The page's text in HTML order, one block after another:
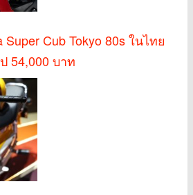
Super Cub Tokyo 80s ในไทย
54,000 บาท